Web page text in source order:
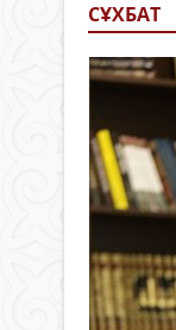
СҰХБАТ